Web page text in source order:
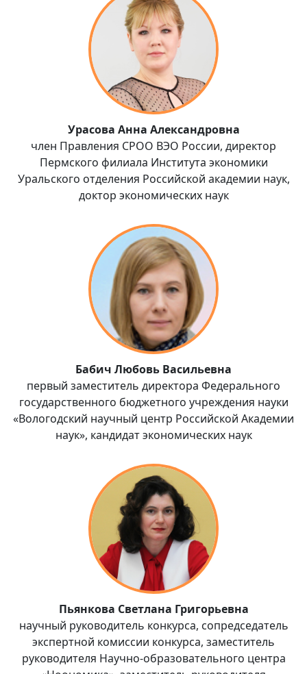
Урасова Анна Александровна
член Правления СРОО ВЭО России, директор
Пермского филиала Института экономики
Уральского отделения Российской академии наук,
доктор экономических наук
Бабич Любовь Васильевна
первый заместитель директора Федерального
государственного бюджетного учреждения науки
«Вологодский научный центр Российской Академии
наук», кандидат экономических наук
Пьянкова Светлана Григорьевна
научный руководитель конкурса, сопредседатель
экспертной комиссии конкурса, заместитель
руководителя Научно-образовательного центра